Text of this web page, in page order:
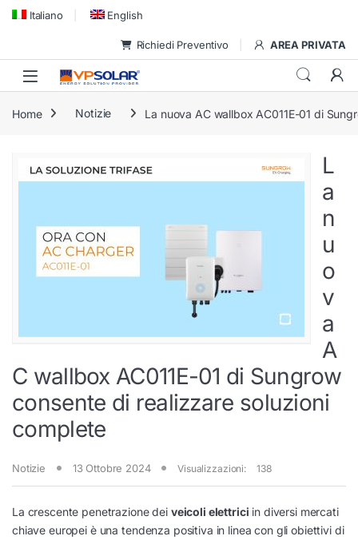
Skip to navigation
Skip to content
Italiano English
Richiedi Preventivo AREA PRIVATA
Home Notizie La nuova AC wallbox AC011E-01 di
L
a
n
u
o
v
a
A
C wallbox AC011E-01 di Sungrow
consente di realizzare soluzioni
complete
Notizie 13 Ottobre 2024 Visualizzazioni: 138
La crescente penetrazione dei veicoli elettrici in diversi mercati
chiave europei è una tendenza positiva in linea con gli obiettivi di